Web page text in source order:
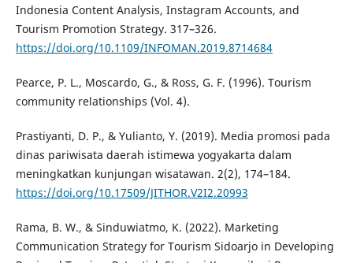
Indonesia Content Analysis, Instagram Accounts, and
Tourism Promotion Strategy. 317–326.
https://doi.org/10.1109/INFOMAN.2019.8714684
Pearce, P. L., Moscardo, G., & Ross, G. F. (1996). Tourism
community relationships (Vol. 4).
Prastiyanti, D. P., & Yulianto, Y. (2019). Media promosi pada
dinas pariwisata daerah istimewa yogyakarta dalam
meningkatkan kunjungan wisatawan. 2(2), 174–184.
https://doi.org/10.17509/JITHOR.V2I2.20993
Rama, B. W., & Sinduwiatmo, K. (2022). Marketing
Communication Strategy for Tourism Sidoarjo in Developing